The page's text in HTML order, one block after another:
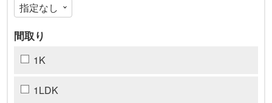
間取り
1K
1LDK